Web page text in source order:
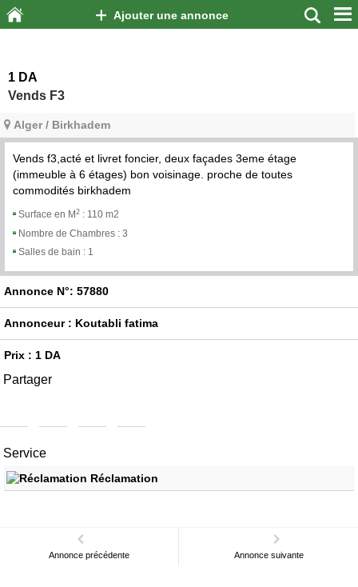
Ajouter une annonce
1 DA
Vends F3
Alger / Birkhadem
Vends f3,acté et livret foncier, deux façades 3eme étage
(immeuble à 6 étages) bon voisinage. proche de toutes
commodités birkhadem
Surface en M 2: 110 m2
Nombre de Chambres : 3
Salles de bain : 1
Annonce N°: 57880
Annonceur : Koutabli fatima
Prix : 1 DA
Partager
Service
Réclamation
Annonce précédente Annonce suivante